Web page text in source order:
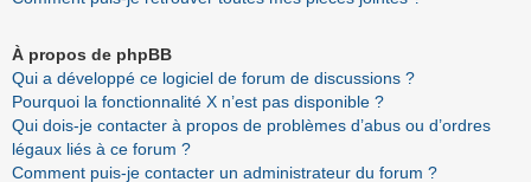
À propos de phpBB
Qui a développé ce logiciel de forum de discussions ?
Pourquoi la fonctionnalité X n’est pas disponible ?
Qui dois-je contacter à propos de problèmes d’abus ou d’ordres
légaux liés à ce forum ?
Comment puis-je contacter un administrateur du forum ?